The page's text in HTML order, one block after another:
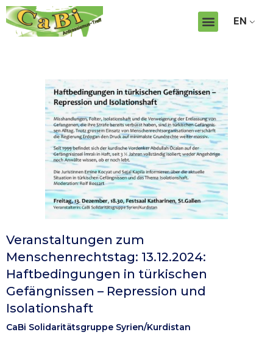
EN
Veranstaltungen zum
Menschenrechtstag: 13.12.2024:
Haftbedingungen in türkischen
Gefängnissen – Repression und
Isolationshaft
CaBi Solidaritätsgruppe Syrien/Kurdistan